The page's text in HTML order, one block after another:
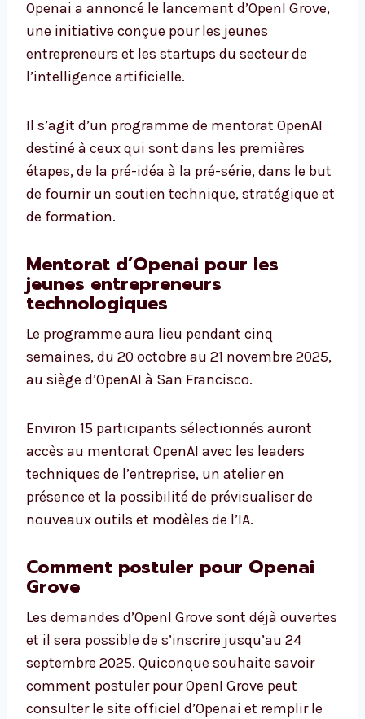
Openai a annoncé le lancement d’OpenI Grove,
une initiative conçue pour les jeunes
entrepreneurs et les startups du secteur de
l’intelligence artificielle.
Il s’agit d’un programme de mentorat OpenAI
destiné à ceux qui sont dans les premières
étapes, de la pré-idéa à la pré-série, dans le but
de fournir un soutien technique, stratégique et
de formation.
Mentorat d’Openai pour les
jeunes entrepreneurs
technologiques
Le programme aura lieu pendant cinq
semaines, du 20 octobre au 21 novembre 2025,
au siège d’OpenAI à San Francisco.
Environ 15 participants sélectionnés auront
accès au mentorat OpenAI avec les leaders
techniques de l’entreprise, un atelier en
présence et la possibilité de prévisualiser de
nouveaux outils et modèles de l’IA.
Comment postuler pour Openai
Grove
Les demandes d’OpenI Grove sont déjà ouvertes
et il sera possible de s’inscrire jusqu’au 24
septembre 2025. Quiconque souhaite savoir
comment postuler pour OpenI Grove peut
consulter le site officiel d’Openai et remplir le